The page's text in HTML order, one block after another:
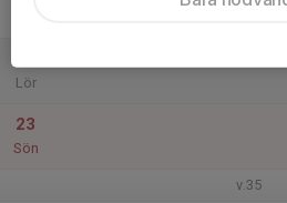
Lör
23
Sön
v.35